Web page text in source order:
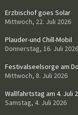
Erzbischof goes Solar
Mittwoch, 22. Juli 2026
Plauder-und Chill-Mobil
Donnerstag, 16. Juli 2026
Festivalseelsorge am
Mittwoch, 8. Juli 2026
Wallfahrtstag am 4. Juli
Samstag, 4. Juli 2026